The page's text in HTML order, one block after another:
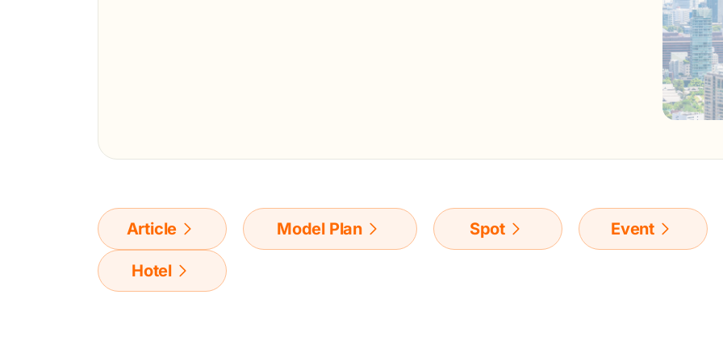
Article Model Plan Spot Event
Hotel